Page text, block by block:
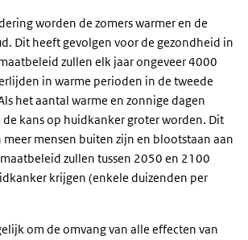
worden de zomers warmer en de
Dit heeft gevolgen voor de gezondheid in
zullen elk jaar ongeveer 4000
in warme perioden in de tweede
het aantal warme en zonnige dagen
kans op huidkanker groter worden. Dit
mensen buiten zijn en blootstaan aan
zullen tussen 2050 en 2100
krijgen (enkele duizenden per
om de omvang van alle effecten van